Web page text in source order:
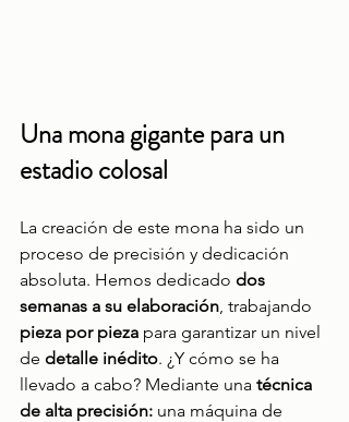
Una mona gigante para un
estadio colosal
La creación de este mona ha sido un
proceso de precisión y dedicación
absoluta. Hemos dedicado dos
semanas a su elaboración, trabajando
pieza por pieza para garantizar un nivel
de detalle inédito. ¿Y cómo se ha
llevado a cabo? Mediante una técnica
de alta precisión: una máquina de